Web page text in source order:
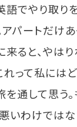
語でやり取り
パートだけ
ると、やはり
れって私には
通して思う
いわけではな